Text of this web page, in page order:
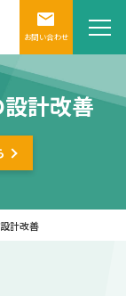
お問い合わせ
計改善
計改善